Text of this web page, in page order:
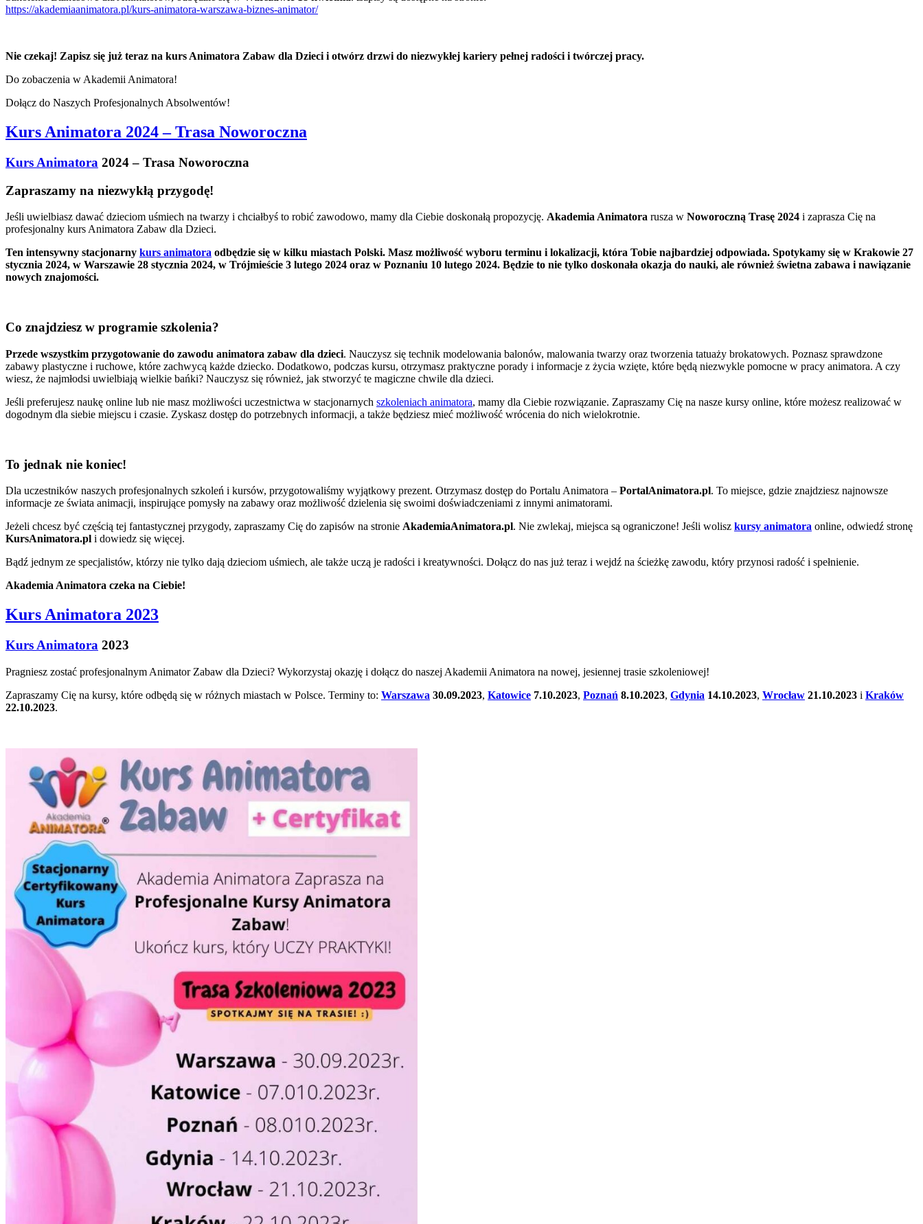
https://akademiaanimatora.pl/kurs-animatora-warszawa-biznes-animator/
Nie czekaj! Zapisz się już teraz na kurs Animatora Zabaw dla Dzieci i otwórz drzwi do niezwykłej kariery pełnej radości i twórczej pracy.
Do zobaczenia w Akademii Animatora!
Dołącz do Naszych Profesjonalnych Absolwentów!
Kurs Animatora 2024 – Trasa Noworoczna
Kurs Animatora 2024 – Trasa Noworoczna
Zapraszamy na niezwykłą przygodę!
Jeśli uwielbiasz dawać dzieciom uśmiech na twarzy i chciałbyś to robić zawodowo, mamy dla Ciebie doskonałą propozycję. Akademia Animatora rusza w Noworoczną Trasę 2024 i zaprasza Cię na
profesjonalny kurs Animatora Zabaw dla Dzieci.
Ten intensywny stacjonarny kurs animatora odbędzie się w kilku miastach Polski. Masz możliwość wyboru terminu i lokalizacji, która Tobie najbardziej odpowiada. Spotykamy się w Krakowie 27
stycznia 2024, w Warszawie 28 stycznia 2024, w Trójmieście 3 lutego 2024 oraz w Poznaniu 10 lutego 2024. Będzie to nie tylko doskonała okazja do nauki, ale również świetna zabawa i nawiązanie
nowych znajomości.
Co znajdziesz w programie szkolenia?
Przede wszystkim przygotowanie do zawodu animatora zabaw dla dzieci. Nauczysz się technik modelowania balonów, malowania twarzy oraz tworzenia tatuaży brokatowych. Poznasz sprawdzone
zabawy plastyczne i ruchowe, które zachwycą każde dziecko. Dodatkowo, podczas kursu, otrzymasz praktyczne porady i informacje z życia wzięte, które będą niezwykle pomocne w pracy animatora. A czy
wiesz, że najmłodsi uwielbiają wielkie bańki? Nauczysz się również, jak stworzyć te magiczne chwile dla dzieci.
Jeśli preferujesz naukę online lub nie masz możliwości uczestnictwa w stacjonarnych szkoleniach animatora, mamy dla Ciebie rozwiązanie. Zapraszamy Cię na nasze kursy online, które możesz realizować w
dogodnym dla siebie miejscu i czasie. Zyskasz dostęp do potrzebnych informacji, a także będziesz mieć możliwość wrócenia do nich wielokrotnie.
To jednak nie koniec!
Dla uczestników naszych profesjonalnych szkoleń i kursów, przygotowaliśmy wyjątkowy prezent. Otrzymasz dostęp do Portalu Animatora – PortalAnimatora.pl. To miejsce, gdzie znajdziesz najnowsze
informacje ze świata animacji, inspirujące pomysły na zabawy oraz możliwość dzielenia się swoimi doświadczeniami z innymi animatorami.
Jeżeli chcesz być częścią tej fantastycznej przygody, zapraszamy Cię do zapisów na stronie AkademiaAnimatora.pl. Nie zwlekaj, miejsca są ograniczone! Jeśli wolisz kursy animatora online, odwiedź stronę
KursAnimatora.pl i dowiedz się więcej.
Bądź jednym ze specjalistów, którzy nie tylko dają dzieciom uśmiech, ale także uczą je radości i kreatywności. Dołącz do nas już teraz i wejdź na ścieżkę zawodu, który przynosi radość i spełnienie.
Akademia Animatora czeka na Ciebie!
Kurs Animatora 2023
Kurs Animatora 2023
Pragniesz zostać profesjonalnym Animator Zabaw dla Dzieci? Wykorzystaj okazję i dołącz do naszej Akademii Animatora na nowej, jesiennej trasie szkoleniowej!
Zapraszamy Cię na kursy, które odbędą się w różnych miastach w Polsce. Terminy to: Warszawa 30.09.2023, Katowice 7.10.2023, Poznań 8.10.2023, Gdynia 14.10.2023, Wrocław 21.10.2023 i Kraków
22.10.2023.